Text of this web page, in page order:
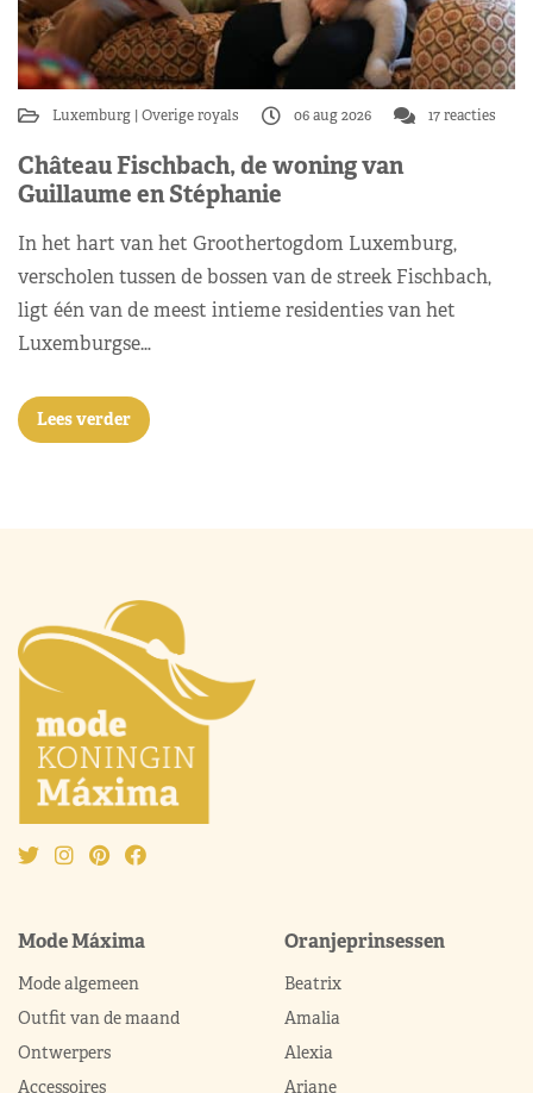
Luxemburg Overige royals 06 aug 2026 17 reacties
Château Fischbach, de woning van
Guillaume en Stéphanie
In het hart van het Groothertogdom Luxemburg,
verscholen tussen de bossen van de streek Fischbach,
ligt één van de meest intieme residenties van het
Luxemburgse…
Lees verder
Mode Máxima
Mode algemeen
Outfit van de maand
Ontwerpers
Accessoires
Oranjeprinsessen
Beatrix
Amalia
Alexia
Ariane